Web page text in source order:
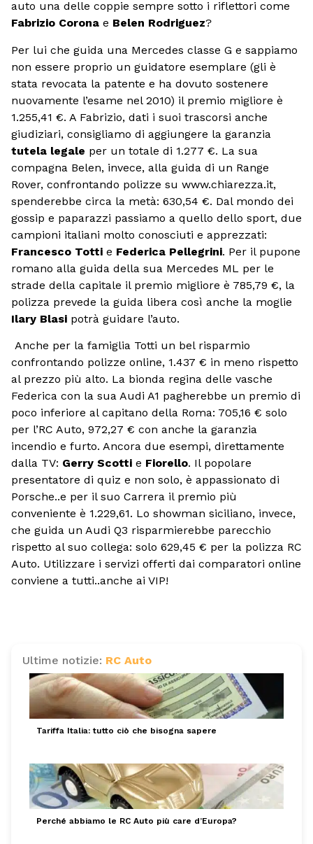
auto una delle coppie sempre sotto i riflettori come
Fabrizio Corona e Belen Rodriguez?
Per lui che guida una Mercedes classe G e sappiamo
non essere proprio un guidatore esemplare (gli è
stata revocata la patente e ha dovuto sostenere
nuovamente l’esame nel 2010) il premio migliore è
1.255,41 €. A Fabrizio, dati i suoi trascorsi anche
giudiziari, consigliamo di aggiungere la garanzia
tutela legale per un totale di 1.277 €. La sua
compagna Belen, invece, alla guida di un Range
Rover, confrontando polizze su www.chiarezza.it,
spenderebbe circa la metà: 630,54 €. Dal mondo dei
gossip e paparazzi passiamo a quello dello sport, due
campioni italiani molto conosciuti e apprezzati:
Francesco Totti e Federica Pellegrini. Per il pupone
romano alla guida della sua Mercedes ML per le
strade della capitale il premio migliore è 785,79 €, la
polizza prevede la guida libera così anche la moglie
Ilary Blasi potrà guidare l’auto.
Anche per la famiglia Totti un bel risparmio
confrontando polizze online, 1.437 € in meno rispetto
al prezzo più alto. La bionda regina delle vasche
Federica con la sua Audi A1 pagherebbe un premio di
poco inferiore al capitano della Roma: 705,16 € solo
per l’RC Auto, 972,27 € con anche la garanzia
incendio e furto. Ancora due esempi, direttamente
dalla TV: Gerry Scotti e Fiorello. Il popolare
presentatore di quiz e non solo, è appassionato di
Porsche..e per il suo Carrera il premio più
conveniente è 1.229,61. Lo showman siciliano, invece,
che guida un Audi Q3 risparmierebbe parecchio
rispetto al suo collega: solo 629,45 € per la polizza RC
Auto. Utilizzare i servizi offerti dai comparatori online
conviene a tutti..anche ai VIP!
Ultime notizie: RC Auto
Tariffa Italia: tutto ciò che bisogna sapere
Perché abbiamo le RC Auto più care d’Europa?